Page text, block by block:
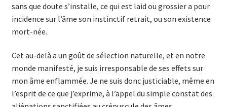
sans que doute s’installe, ce qui est laid ou grossier a pour
incidence sur l’âme son instinctif retrait, ou son existence
mort-née.
Cet au-delà a un goût de sélection naturelle, et en notre
monde manifesté, je suis irresponsable de ses effets sur
mon âme enflammée. Je ne suis donc justiciable, même en
l’esprit de ce que j’exprime, à l’appel du simple constat des